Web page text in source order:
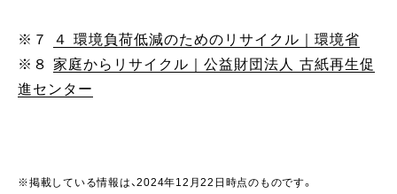
※７
４ 環境負荷低減のためのリサイクル｜環境省
※８ 家庭からリサイクル｜公益財団法人 古紙再生促
進センター
※掲載している情報は、2024年12月22日時点のものです。